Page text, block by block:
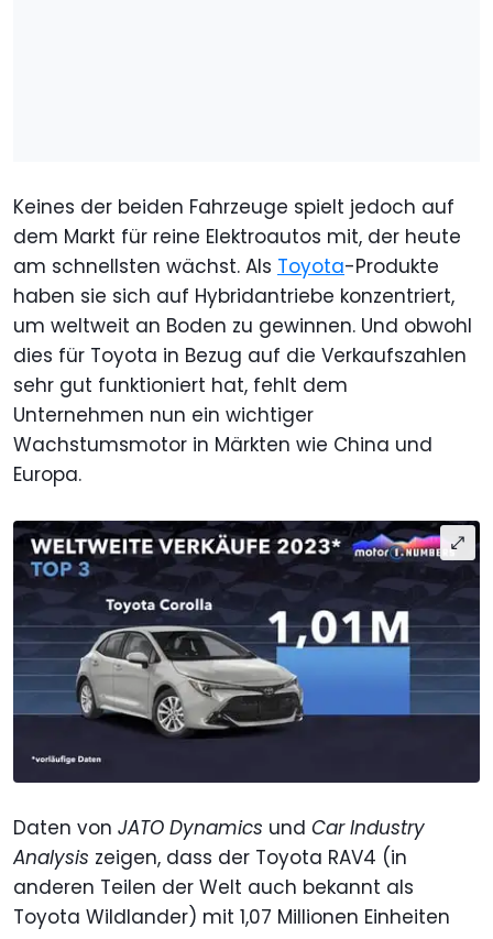
Keines der beiden Fahrzeuge spielt jedoch auf
dem Markt für reine Elektroautos mit, der heute
am schnellsten wächst. Als Toyota-Produkte
haben sie sich auf Hybridantriebe konzentriert,
um weltweit an Boden zu gewinnen. Und obwohl
dies für Toyota in Bezug auf die Verkaufszahlen
sehr gut funktioniert hat, fehlt dem
Unternehmen nun ein wichtiger
Wachstumsmotor in Märkten wie China und
Europa.
Daten von JATO Dynamics und Car Industry
Analysis zeigen, dass der Toyota RAV4 (in
anderen Teilen der Welt auch bekannt als
Toyota Wildlander) mit 1,07 Millionen Einheiten